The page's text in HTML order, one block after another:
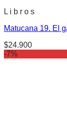
L i b r o s
Matucana 19. El
$24.900
-7%